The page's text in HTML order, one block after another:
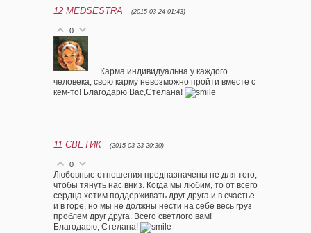
12 MEDSESTRA (2015-03-24 01:43)
0
Карма индивидуальна у каждого
человека, свою карму невозможно пройти вместе с
кем-то! Благодарю Вас,Стелана!
11 СВЕТИК (2015-03-23 20:30)
0
Любовные отношения предназначены не для того,
чтобы тянуть нас вниз. Когда мы любим, то от всего
сердца хотим поддерживать друг друга и в счастье
и в горе, но мы не должны нести на себе весь груз
проблем друг друга. Всего светлого вам!
Благодарю, Стелана!